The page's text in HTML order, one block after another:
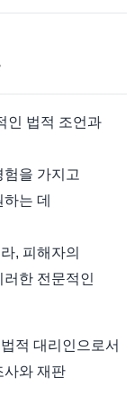
인 법적 조언과
을 가지고
는 데
, 피해자의
한 전문적인
적 대리인으로서
사와 재판